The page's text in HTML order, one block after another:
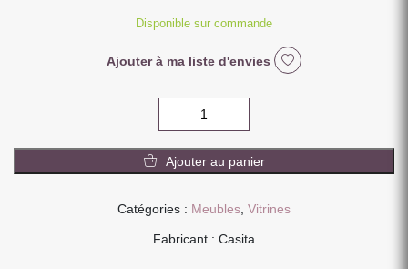
Disponible sur commande
Ajouter à ma liste d'envies
VITREE
MASSIF
Ajouter au panier
Catégories : Meubles, Vitrines
Fabricant : Casita